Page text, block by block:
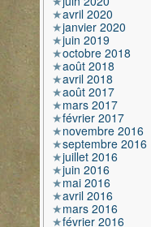
avril 2020
janvier 2020
juin 2019
octobre 2018
août 2018
avril 2018
août 2017
mars 2017
février 2017
novembre 2016
septembre 2016
juillet 2016
juin 2016
mai 2016
avril 2016
mars 2016
février 2016